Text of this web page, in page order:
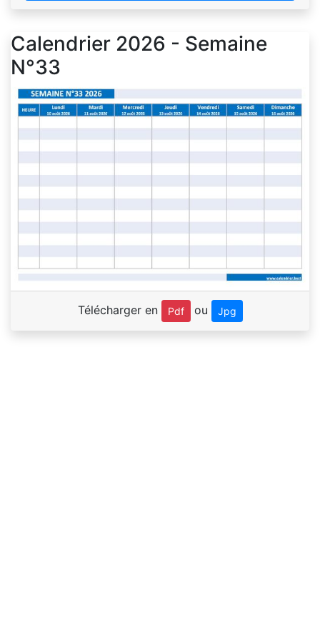
Calendrier 2026 - Semaine
N°33
Télécharger en Pdf ou Jpg